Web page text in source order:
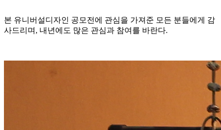
본 유니버설디자인 공모전에 관심을 가져준 모든 분들에게 감
사드리며, 내년에도 많은 관심과 참여를 바란다.